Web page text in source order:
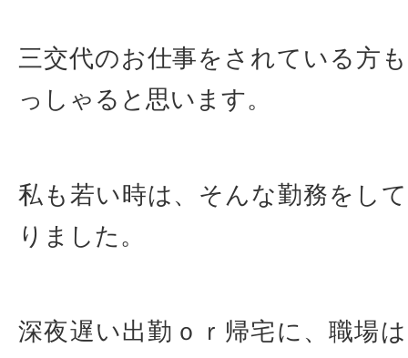
三交代のお仕事をされている方
っしゃると思います。
私も若い時は、そんな勤務をし
りました。
深夜遅い出勤ｏｒ帰宅に、職場